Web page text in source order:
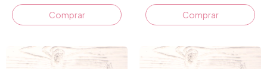
Comprar Comprar